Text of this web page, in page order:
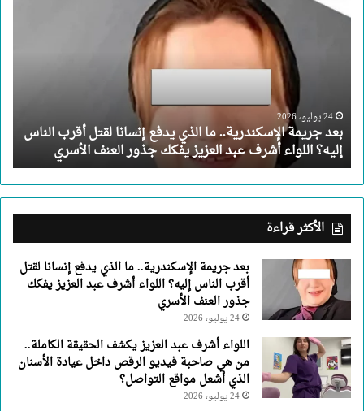
جريمة
لقتل
أقرب
الناس
إليه؟
اللواء
أشرف
عبد
العزيز
جذور
العنف
الأسري
24 يوليو، 2026
بعد جريمة الإسكندرية.. ما الذي يدفع إنسانا لقتل أقرب الناس
إليه؟ اللواء أشرف عبد العزيز يفكك جذور العنف الأسري
الأكثر قراءة
بعد جريمة الإسكندرية.. ما الذي يدفع إنسانا لقتل
أقرب الناس إليه؟ اللواء أشرف عبد العزيز يفكك
جذور العنف الأسري
24 يوليو، 2026
اللواء أشرف عبد العزيز يكشف الحقيقة الكاملة..
من هي صاحبة فيديو الرقص داخل عيادة الأسنان
الذي أشعل مواقع التواصل؟
24 يوليو، 2026